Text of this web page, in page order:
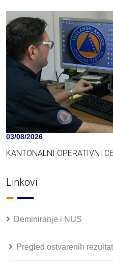
03/08/2026
KANTONALNI OPERATIVNI
Linkovi
Deminiranje i NUS
Pregled ostvarenih